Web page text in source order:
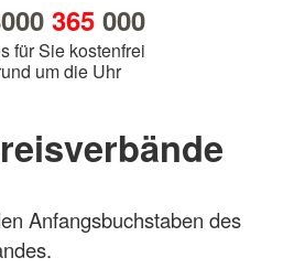
365000
für Sie kostenfrei
um die Uhr
Anfangsbuchstaben des